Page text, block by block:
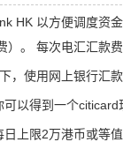
HK 以方便调度资
）。 每次电汇汇款
，使用网上银行汇款
以得到一个citicard
日上限2万港币或等